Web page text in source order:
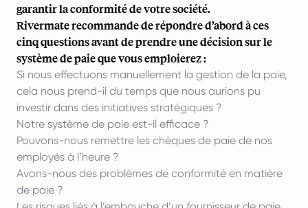
garantir la conformité de votre société.
Rivermate recommande de répondre d’abord à ces
cinq questions avant de prendre une décision sur le
système de paie que vous emploierez :
Si nous effectuons manuellement la gestion de la paie,
cela nous prend-il du temps que nous aurions pu
investir dans des initiatives stratégiques ?
Notre système de paie est-il efficace ?
Pouvons-nous remettre les chèques de paie de nos
employés à l’heure ?
Avons-nous des problèmes de conformité en matière
de paie ?